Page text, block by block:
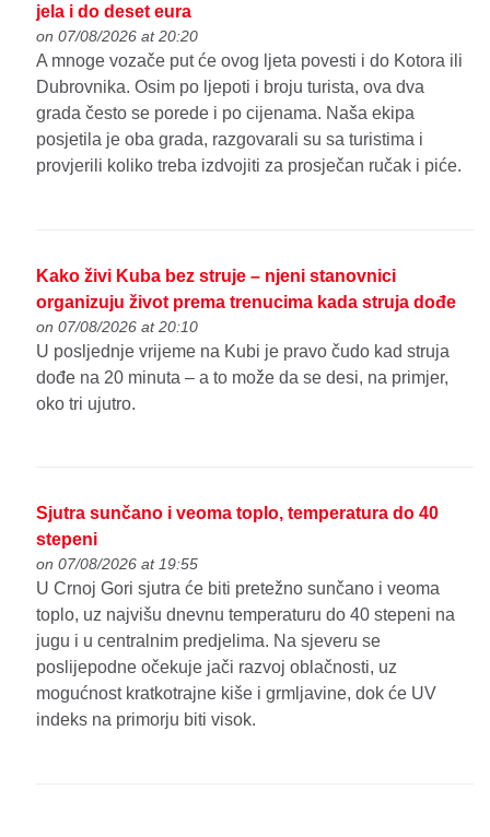
jela i do deset eura
on 07/08/2026 at 20:20
A mnoge vozače put će ovog ljeta povesti i do Kotora ili
Dubrovnika. Osim po ljepoti i broju turista, ova dva
grada često se porede i po cijenama. Naša ekipa
posjetila je oba grada, razgovarali su sa turistima i
provjerili koliko treba izdvojiti za prosječan ručak i piće.
Kako živi Kuba bez struje – njeni stanovnici
organizuju život prema trenucima kada struja dođe
on 07/08/2026 at 20:10
U posljednje vrijeme na Kubi je pravo čudo kad struja
dođe na 20 minuta – a to može da se desi, na primjer,
oko tri ujutro.
Sjutra sunčano i veoma toplo, temperatura do 40
stepeni
on 07/08/2026 at 19:55
U Crnoj Gori sjutra će biti pretežno sunčano i veoma
toplo, uz najvišu dnevnu temperaturu do 40 stepeni na
jugu i u centralnim predjelima. Na sjeveru se
poslijepodne očekuje jači razvoj oblačnosti, uz
mogućnost kratkotrajne kiše i grmljavine, dok će UV
indeks na primorju biti visok.